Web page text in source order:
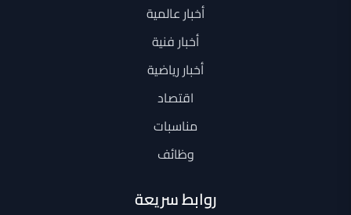
أخبار عالمية
أخبار فنية
أخبار رياضية
اقتصاد
مناسبات
وظائف
روابط سريعة